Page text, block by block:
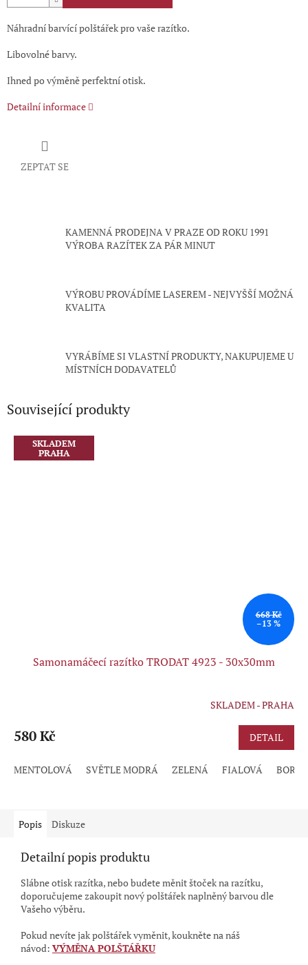
Náhradní barvící polštářek pro vaše razítko.
Libovolné barvy.
Ihned po výměně perfektní otisk.
Detailní informace
ZEPTAT SE
KAMENNÁ PRODEJNA V PRAZE OD ROKU 1991
VÝROBA RAZÍTEK ZA PÁR MINUT
VÝROBU PROVÁDÍME LASEREM - NEJVYŠŠÍ MOŽNÁ
KVALITA
VYRÁBÍME SI VLASTNÍ PRODUKTY, NAKUPUJEME U
MÍSTNÍCH DODAVATELŮ
Související produkty
SKLADEM
PRAHA
668 Kč
–13 %
Samonamáčecí razítko TRODAT 4923 - 30x30mm
produktu
z
SKLADEM - PRAHA
580 Kč DETAIL
MENTOLOVÁ SVĚTLE MODRÁ ZELENÁ FIALOVÁ
Popis Diskuze
Detailní popis produktu
Slábne otisk razítka, nebo budete měnit štoček na razítku,
doporučujeme zakoupit nový polštářek naplněný barvou dle
Vašeho výběru.
Pokud nevíte jak polštářek vyměnit, koukněte na náš
návod: VÝMĚNA POLŠTÁŘKU